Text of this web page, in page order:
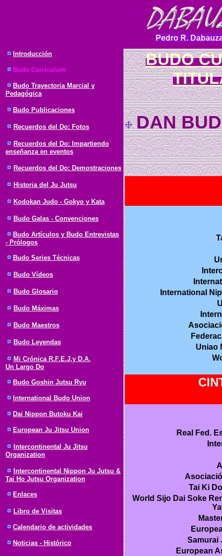
Pedro R.
Introducción
Budo Curriculum
Budo Trayectoria Marcial y
Pedagógica
Budo Publicaciones
Recuerdos del Do: Fotos
Recuerdos del Do: Impartiendo
enseñanza en eventos
Recuerdos del Do: Demostraciones
Historia del Ju Jutsu
Kodokan Judo - Gokyo y Kata
Budo Galas - Convenciones
Budo Artículos y Budo Entrevistas
- Prólogos
Budo Series Técnicas
Budo Vídeos
Budo Glosario
Budo Máximas
Budo Maestros
Budo Leyendas
Mi Crónica R.F.E.J.y D.A.
Un Largo Do
Budo Goshin Jutsu Ryu
International Budo Union
Dai Nippon Butoku Kai
European Ju Jitsu Union
Intercontinental Ju Jitsu
Organization
Intercontinental Nippon Ju Jutsu &
Tai Ho Jutsu Organization
Enlaces
Libro de Visitas
Calendario de actividades
Noticias - Histórico
BUDO
DAN
International
Uniao
Real Fed.
Tai Ki
World Sijo Dai Soke
Samurai
European